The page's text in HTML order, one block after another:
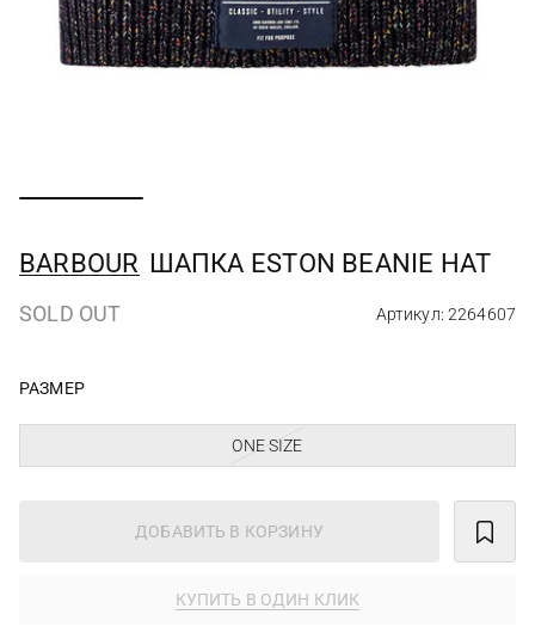
BARBOUR ШАПКА ESTON BEANIE HAT
SOLD OUT Артикул: 2264607
РАЗМЕР
ONE SIZE
ДОБАВИТЬ В КОРЗИНУ
КУПИТЬ В ОДИН КЛИК